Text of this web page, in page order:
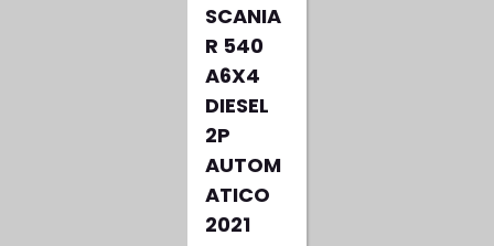
SCANIA
R 540
A6X4
DIESEL
2P
AUTOM
ATICO
2021